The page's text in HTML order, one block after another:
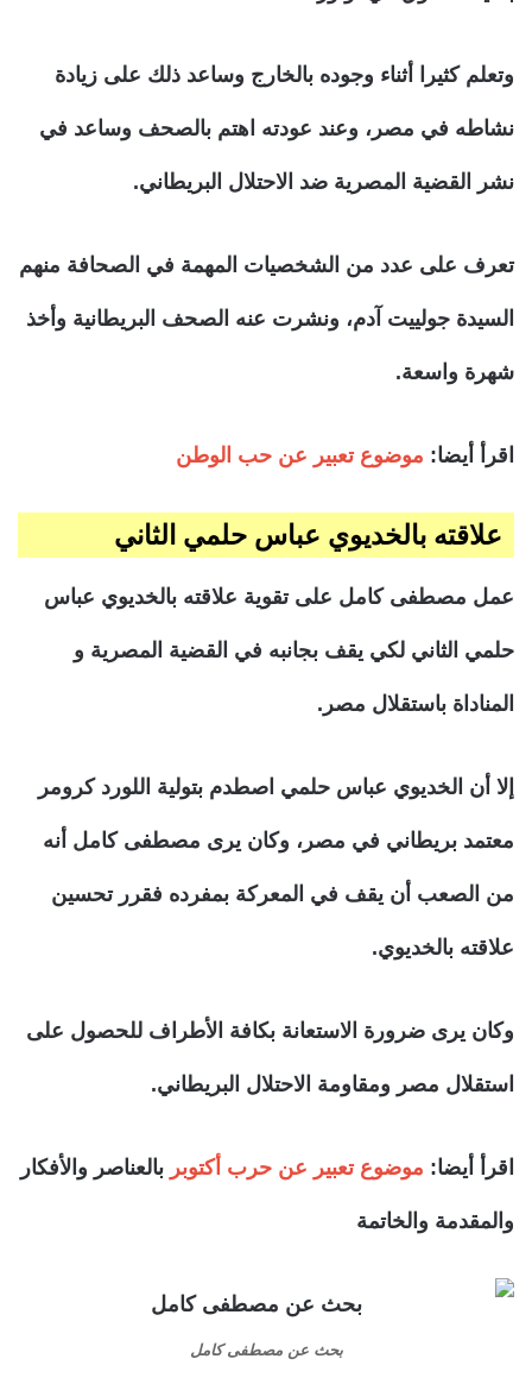
وتعلم كثيرا أثناء وجوده بالخارج وساعد ذلك على زيادة
نشاطه في مصر، وعند عودته اهتم بالصحف وساعد في
نشر القضية المصرية ضد الاحتلال البريطاني.
تعرف على عدد من الشخصيات المهمة في الصحافة منهم
السيدة جولييت آدم، ونشرت عنه الصحف البريطانية وأخذ
شهرة واسعة.
اقرأ أيضا: موضوع تعبير عن حب الوطن
علاقته بالخديوي عباس حلمي الثاني
عمل مصطفى كامل على تقوية علاقته بالخديوي عباس
حلمي الثاني لكي يقف بجانبه في القضية المصرية و
المناداة باستقلال مصر.
إلا أن الخديوي عباس حلمي اصطدم بتولية اللورد كرومر
معتمد بريطاني في مصر، وكان يرى مصطفى كامل أنه
من الصعب أن يقف في المعركة بمفرده فقرر تحسين
علاقته بالخديوي.
وكان يرى ضرورة الاستعانة بكافة الأطراف للحصول على
استقلال مصر ومقاومة الاحتلال البريطاني.
اقرأ أيضا: موضوع تعبير عن حرب أكتوبر بالعناصر والأفكار
والمقدمة والخاتمة
بحث عن مصطفى كامل